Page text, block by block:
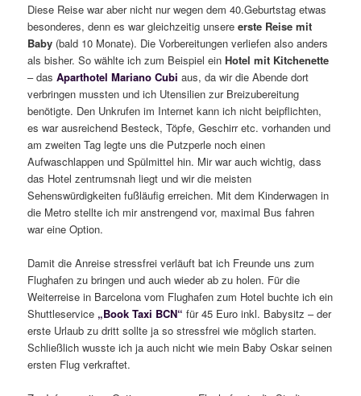
Diese Reise war aber nicht nur wegen dem 40.Geburtstag etwas
besonderes, denn es war gleichzeitig unsereerste Reise mit
Baby (bald 10 Monate). Die Vorbereitungen verliefen also anders
als bisher. So wählte ich zum Beispiel einHotel mit Kitchenette
– dasAparthotel Mariano Cubi aus, da wir die Abende dort
verbringen mussten und ich Utensilien zur Breizubereitung
benötigte. Den Unkrufen im Internet kann ich nicht beipflichten,
es war ausreichend Besteck, Töpfe, Geschirr etc. vorhanden und
am zweiten Tag legte uns die Putzperle noch einen
Aufwaschlappen und Spülmittel hin. Mir war auch wichtig, dass
das Hotel zentrumsnah liegt und wir die meisten
Sehenswürdigkeiten fußläufig erreichen. Mit dem Kinderwagen in
die Metro stellte ich mir anstrengend vor, maximal Bus fahren
war eine Option.
Damit die Anreise stressfrei verläuft bat ich Freunde uns zum
Flughafen zu bringen und auch wieder ab zu holen. Für die
Weiterreise in Barcelona vom Flughafen zum Hotel buchte ich ein
Shuttleservice „Book Taxi BCN“ für 45 Euro inkl. Babysitz – der
erste Urlaub zu dritt sollte ja so stressfrei wie möglich starten.
Schließlich wusste ich ja auch nicht wie mein Baby Oskar seinen
ersten Flug verkraftet.